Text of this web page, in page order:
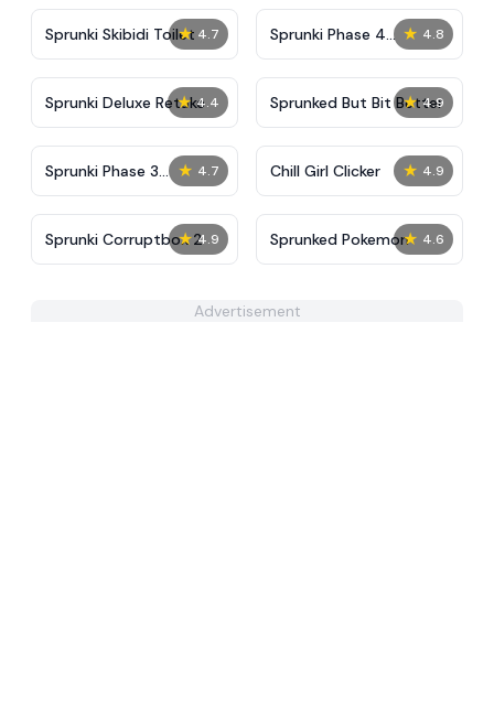
★ 4.7
Sprunki Skibidi Toilet ★ 4.8
Sprunki Phase 4
Definitive
★ 4.4
Sprunki Deluxe Retake ★ 4.9
Sprunked But Bit Better
★ 4.7
Sprunki Phase 3
Definitive
★ 4.9
Chill Girl Clicker
★ 4.9
Sprunki Corruptbox 2 ★ 4.6
Sprunked Pokemon
Advertisement